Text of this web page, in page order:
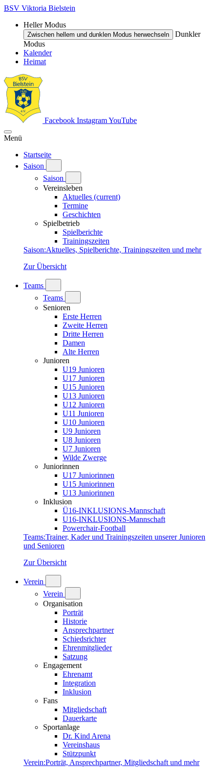
BSV Viktoria Bielstein
Heller Modus
Zwischen hellem und dunklen Modus herwechseln
Dunkler
Modus
Kalender
Heimat
Facebook InstagramYouTube
Menü
Startseite
Saison
Saison
Vereinsleben
Aktuelles (current)
Termine
Geschichten
Spielbetrieb
Spielberichte
Trainingszeiten
Saison:Aktuelles, Spielberichte, Trainingszeiten und mehr
Zur Übersicht
Teams
Teams
Senioren
Erste Herren
Zweite Herren
Dritte Herren
Damen
Alte Herren
Junioren
U19 Junioren
U17 Junioren
U15 Junioren
U13 Junioren
U12 Junioren
U11 Junioren
U10 Junioren
U9 Junioren
U8 Junioren
U7 Junioren
Wilde Zwerge
Juniorinnen
U17 Juniorinnen
U15 Juniorinnen
U13 Juniorinnen
Inklusion
Ü16-INKLUSIONS-Mannschaft
U16-INKLUSIONS-Mannschaft
Powerchair-Football
Teams:Trainer, Kader und Trainingszeiten unserer Junioren
und Senioren
Zur Übersicht
Verein
Verein
Organisation
Porträt
Historie
Ansprechpartner
Schiedsrichter
Ehrenmitglieder
Satzung
Engagement
Ehrenamt
Integration
Inklusion
Fans
Mitgliedschaft
Dauerkarte
Sportanlage
Dr. Kind Arena
Vereinshaus
Stützpunkt
Verein:Porträt, Ansprechpartner, Mitgliedschaft und mehr